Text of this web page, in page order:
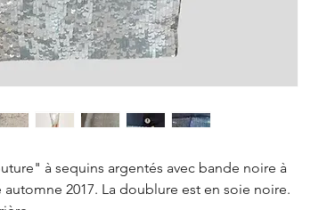
à sequins argentés avec bande noire à
2017. La doublure est en soie noire.